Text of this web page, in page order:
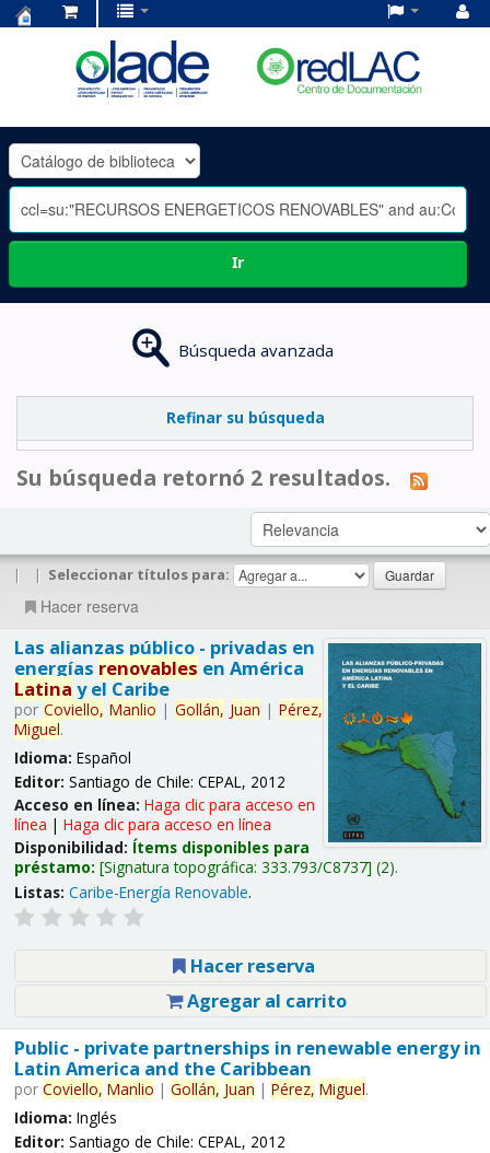
OLADE
-
Ir
Búsqueda avanzada
Refinar su búsqueda
Su búsqueda retornó 2 resultados.
| | Seleccionar títulos para:
Hacer reserva
Las alianzas público - privadas en
energías renovables en América
Latina y el Caribe
por Coviello, Manlio | Gollán, Juan | Pérez,
Miguel.
Idioma: Español
Editor: Santiago de Chile: CEPAL, 2012
Acceso en línea: Haga clic para acceso en
línea | Haga clic para acceso en línea
Disponibilidad: Ítems disponibles para
préstamo: Signatura topográfica: 333.793/C8737 (2).
Listas: Caribe-Energía Renovable.
Hacer reserva
Agregar al carrito
Public - private partnerships in renewable energy in
Latin America and the Caribbean
por Coviello, Manlio | Gollán, Juan | Pérez, Miguel.
Idioma: Inglés
Editor: Santiago de Chile: CEPAL, 2012